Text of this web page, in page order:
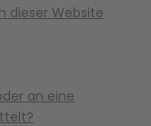
dieser Website
an eine